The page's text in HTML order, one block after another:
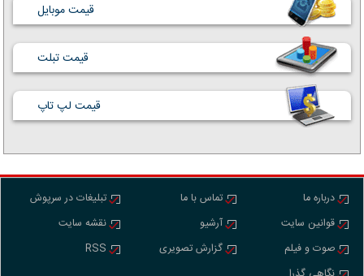
قیمت موبایل
قیمت تبلت
قیمت لپ تاپ
درباره ما
قوانین سایت
صوت و فیلم
تماس با ما
آرشیو
گزارش تصویری
تبلیغات در سرپوش
نقشه سایت
RSS